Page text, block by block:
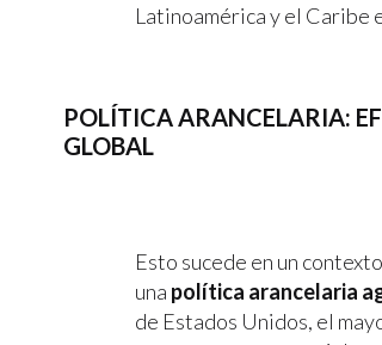
Latinoamérica y el Caribe
POLÍTICA ARANCELARIA:
GLOBAL
Esto sucede en un
una política arancelaria
de Estados Unidos, el